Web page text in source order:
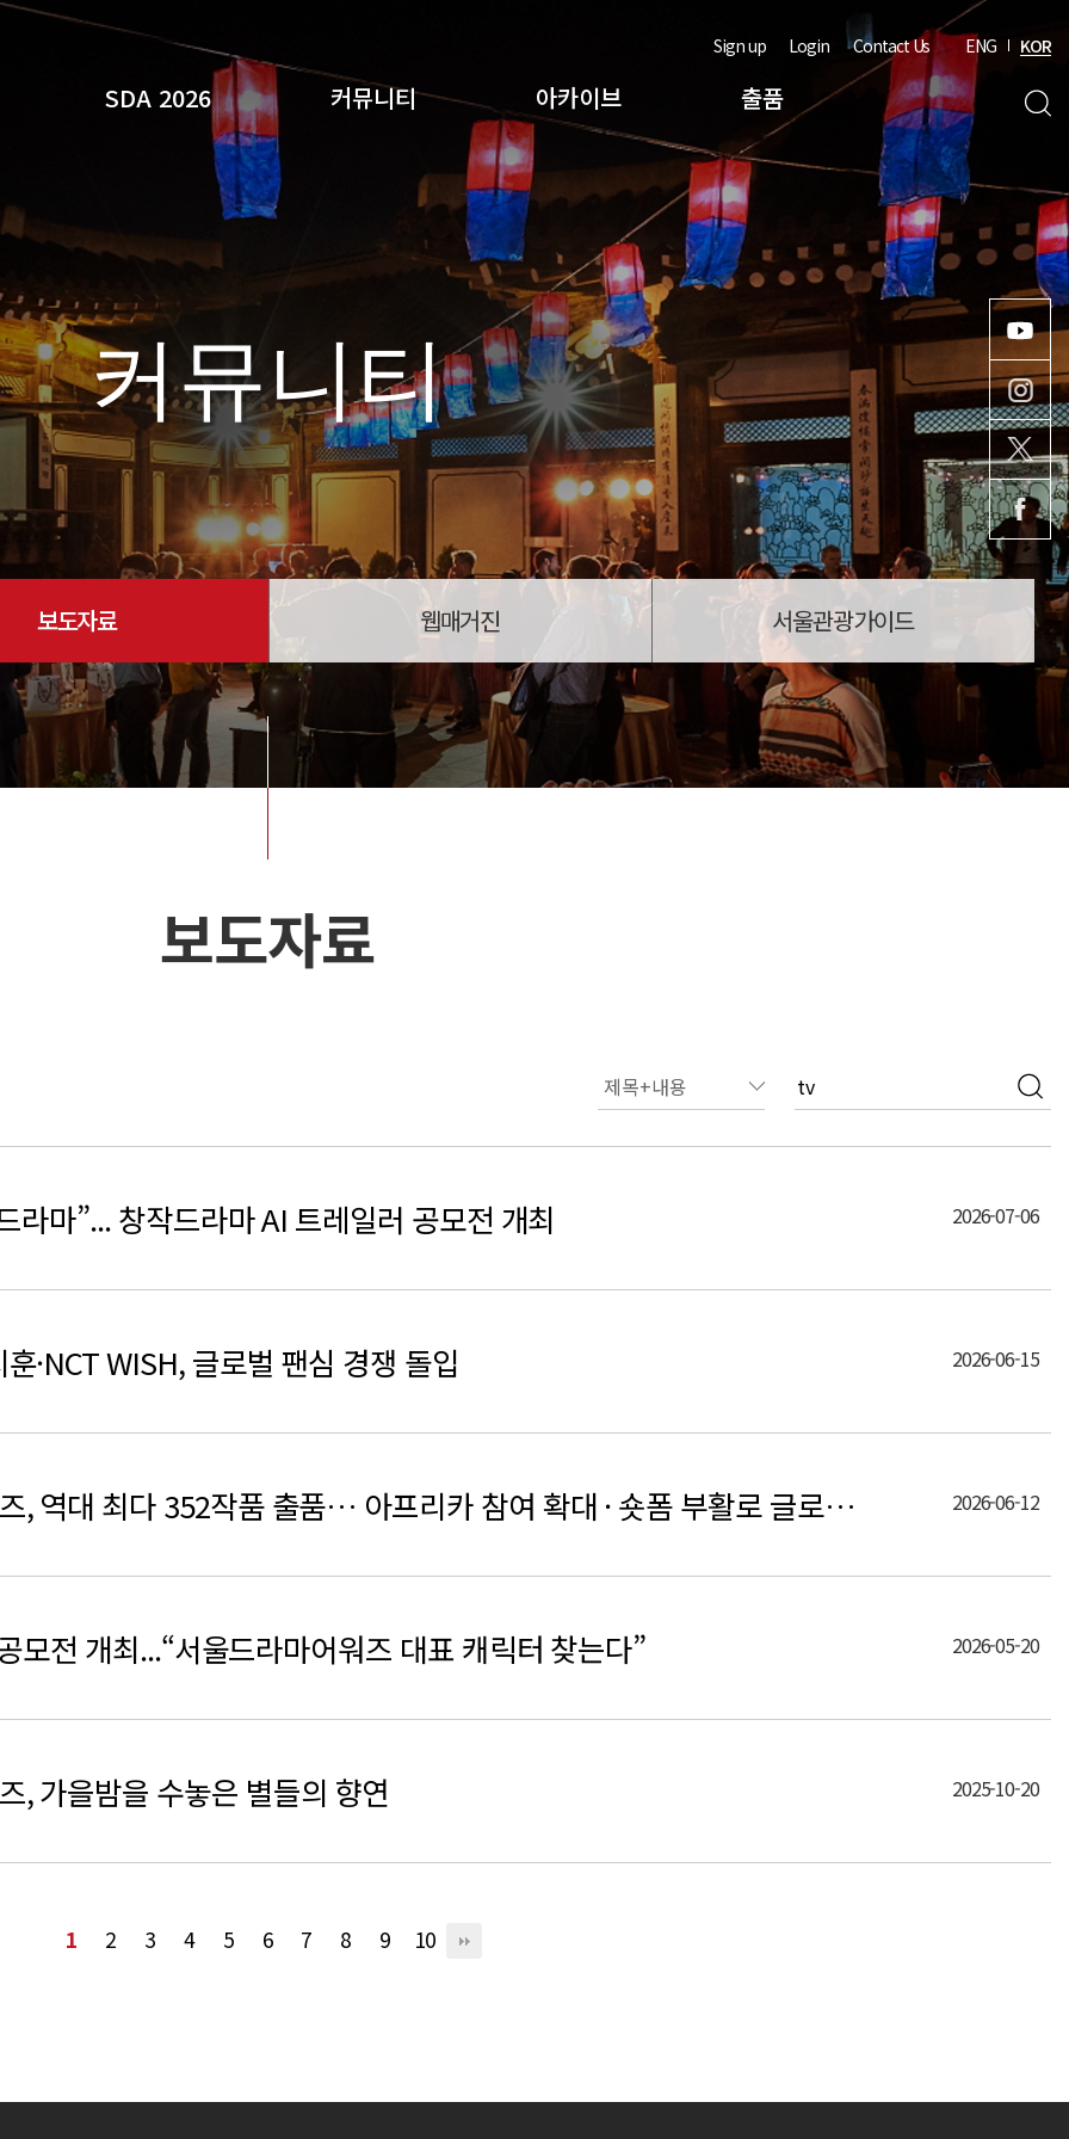
SDA 2026 커뮤니티 아카이브 출품
Sign up Login Contact Us ENG KOR
검색
커뮤니티
보도자료 웹매거진 서울관광가이드
보도자료
마”... 창작드라마 AI 트레일러 공모전 개최 2026-07-06
·NCT WISH, 글로벌 팬심 경쟁 돌입 2026-06-15
, 역대 최다 352작품 출품… 아프리카 참여 확대 · 숏폼 부활로 글로… 2026-06-12
모전 개최...“서울드라마어워즈 대표 캐릭터 찾는다” 2026-05-20
, 가을밤을 수놓은 별들의 향연 2025-10-20
1 2 3 4 5 6 7 8 9 10